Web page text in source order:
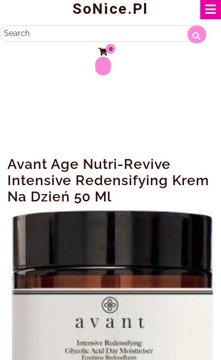
content
SoNice.pl
Search
0
Avant Age Nutri-Revive
Intensive Redensifying Krem
Na Dzień 50 Ml